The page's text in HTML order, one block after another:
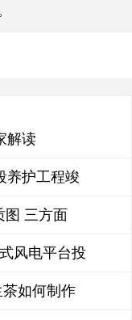
解读
养护工程竣
图 三方面
风电平台投
如何制作